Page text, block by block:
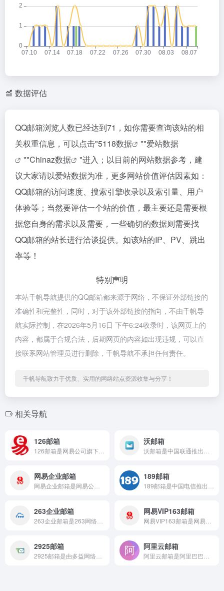
数据评估
QQ邮箱浏览人数已经达到71，如你需要查询该站的相
关权重信息，可以点击"5118数据 ""爱站数据
""Chinaz数据
"进入；以目前的网站数据参考，建
议大家请以爱站数据为准，更多网站价值评估因素如：
QQ邮箱的访问速度、搜索引擎收录以及索引量、用户
体验等；当然要评估一个站的价值，最主要还是需要根
据您自身的需求以及需要，一些确切的数据则需要找
QQ邮箱的站长进行洽谈提供。如该站的IP、PV、跳出
率等！
特别声明
本站千帆导航提供的QQ邮箱都来源于网络，不保证外部链接的
准确性和完整性，同时，对于该外部链接的指向，不由千帆导
航实际控制，在2026年5月16日 下午6:24收录时，该网页上的
内容，都属于合规合法，后期网页的内容如出现违规，可以直
接联系网站管理员进行删除，千帆导航不承担任何责任。
千帆导航致力于优质、实用的网络站点资源收集与分享！
相关导航
126邮箱 沃邮箱
网易企业邮箱 189邮箱
263企业邮箱 网易VIP163邮箱
2925邮箱 阿里云邮箱